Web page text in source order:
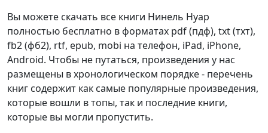
Вы можете скачать все книги Нинель Нуар
полностью бесплатно в форматах pdf (пдф), txt (тхт),
fb2 (фб2), rtf, epub, mobi на телефон, iPad, iPhone,
Android. Чтобы не путаться, произведения у нас
размещены в хронологическом порядке - перечень
книг содержит как самые популярные произведения,
которые вошли в топы, так и последние книги,
которые вы могли пропустить.